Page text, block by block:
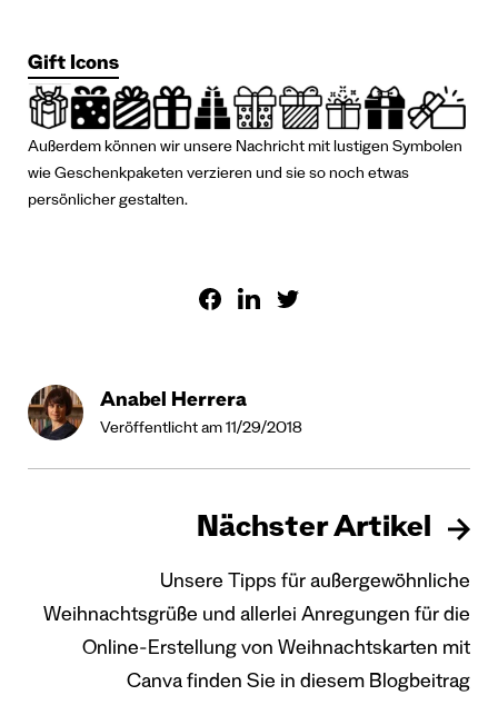
Gift Icons
Außerdem können wir unsere Nachricht mit lustigen Symbolen
wie Geschenkpaketen verzieren und sie so noch etwas
persönlicher gestalten.
Anabel Herrera
Veröffentlicht am 11/29/2018
Nächster Artikel
Unsere Tipps für außergewöhnliche
Weihnachtsgrüße und allerlei Anregungen für die
Online-Erstellung von Weihnachtskarten mit
Canva finden Sie in diesem Blogbeitrag